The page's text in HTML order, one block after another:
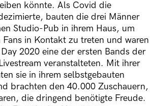
könnte. Als Covid die
bauten die drei Männer
Studio-Pub in ihrem Haus, um
in Kontakt zu treten und waren
2020 eine der ersten Bands der
veranstalteten. Mit ihrer
sie in ihrem selbstgebauten
brachten den 40.000 Zuschauern,
die dringend benötigte Freude.